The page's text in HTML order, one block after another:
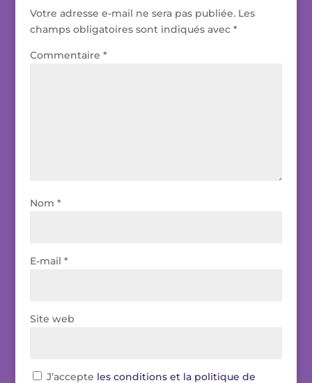
Votre adresse e-mail ne sera pas publiée. Les
champs obligatoires sont indiqués avec *
Commentaire *
Nom *
E-mail *
Site web
J’accepte les conditions et la politique de